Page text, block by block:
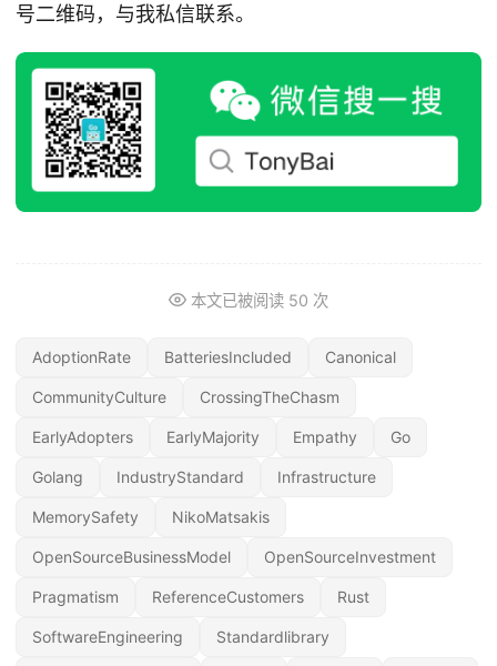
号二维码，与我私信联系。
本文已被阅读 50 次
AdoptionRate BatteriesIncluded Canonical
CommunityCulture CrossingTheChasm
EarlyAdopters EarlyMajority Empathy Go
Golang IndustryStandard Infrastructure
MemorySafety NikoMatsakis
OpenSourceBusinessModel OpenSourceInvestment
Pragmatism ReferenceCustomers Rust
SoftwareEngineering Standardlibrary